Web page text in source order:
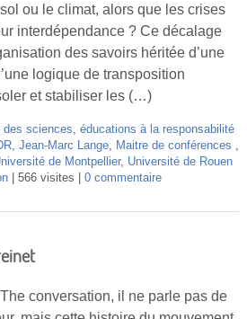
S’inscrire
Se connecter
ou le climat, alors que les crises
interdépendance ? Ce décalage
des savoirs héritée d’une
logique de transposition
et stabiliser les (…)
des sciences
éducations à la responsabilité
, Jean-Marc Lange, Maitre de conférences
de Montpellier, Université de Rouen
566 visites 0 commentaire
conversation, il ne parle pas de